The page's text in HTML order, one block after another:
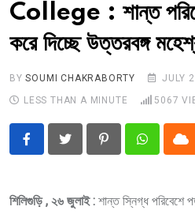
Contact
Khabar Samay Hindi
College : শান্ত
করে দিচ্ছে উত্তরবঙ্গ
BYSOUMI CHAKRABORTY JULY
LESS THAN A MINUTE
5067
PinterestWhatsapp
শিলিগুড়ি , ২৬ জুলাই : শান্ত স্নিগ্ধ পরিবেশে